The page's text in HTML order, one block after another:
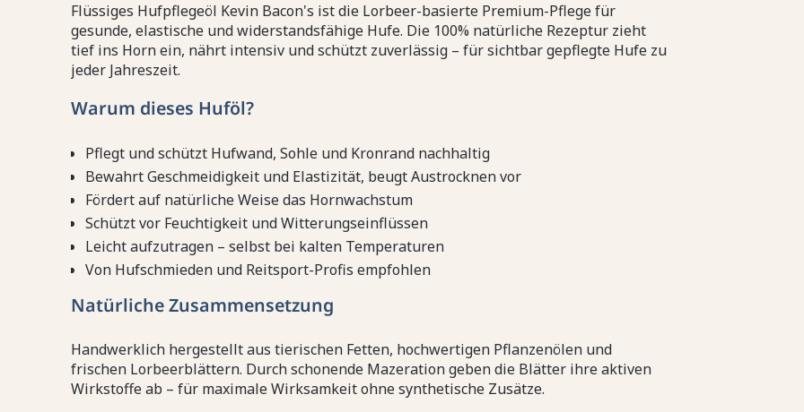
Flüssiges Hufpflegeöl Kevin Bacon's ist die Lorbeer-basierte Premium-Pflege für
gesunde, elastische und widerstandsfähige Hufe. Die 100% natürliche Rezeptur zieht
tief ins Horn ein, nährt intensiv und schützt zuverlässig – für sichtbar gepflegte Hufe zu
jeder Jahreszeit.
Warum dieses Huföl?
Pflegt und schützt Hufwand, Sohle und Kronrand nachhaltig
Bewahrt Geschmeidigkeit und Elastizität, beugt Austrocknen vor
Fördert auf natürliche Weise das Hornwachstum
Schützt vor Feuchtigkeit und Witterungseinflüssen
Leicht aufzutragen – selbst bei kalten Temperaturen
Von Hufschmieden und Reitsport-Profis empfohlen
Natürliche Zusammensetzung
Handwerklich hergestellt aus tierischen Fetten, hochwertigen Pflanzenölen und
frischen Lorbeerblättern. Durch schonende Mazeration geben die Blätter ihre aktiven
Wirkstoffe ab – für maximale Wirksamkeit ohne synthetische Zusätze.